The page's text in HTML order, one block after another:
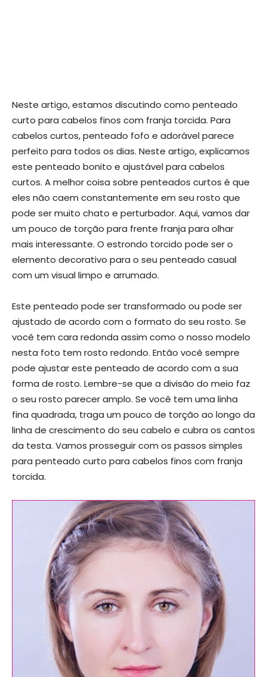
Neste artigo, estamos discutindo como penteado
curto para cabelos finos com franja torcida. Para
cabelos curtos, penteado fofo e adorável parece
perfeito para todos os dias. Neste artigo, explicamos
este penteado bonito e ajustável para cabelos
curtos. A melhor coisa sobre penteados curtos é que
eles não caem constantemente em seu rosto que
pode ser muito chato e perturbador. Aqui, vamos dar
um pouco de torção para frente franja para olhar
mais interessante. O estrondo torcido pode ser o
elemento decorativo para o seu penteado casual
com um visual limpo e arrumado.
Este penteado pode ser transformado ou pode ser
ajustado de acordo com o formato do seu rosto. Se
você tem cara redonda assim como o nosso modelo
nesta foto tem rosto redondo. Então você sempre
pode ajustar este penteado de acordo com a sua
forma de rosto. Lembre-se que a divisão do meio faz
o seu rosto parecer amplo. Se você tem uma linha
fina quadrada, traga um pouco de torção ao longo da
linha de crescimento do seu cabelo e cubra os cantos
da testa. Vamos prosseguir com os passos simples
para penteado curto para cabelos finos com franja
torcida.